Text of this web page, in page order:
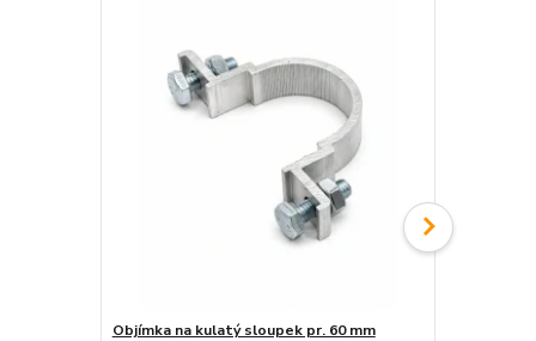
Objímka na kulatý sloupek pr. 60 mm